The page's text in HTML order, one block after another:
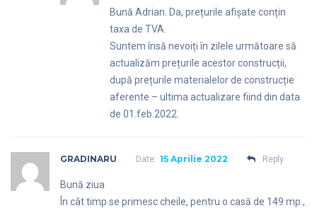
Bună Adrian. Da, prețurile afișate conțin
taxa de TVA.
Suntem însă nevoiți în zilele următoare să
actualizăm prețurile acestor construcții,
după prețurile materialelor de construcție
aferente – ultima actualizare fiind din data
de 01.feb.2022.
GRADINARU Date: 15 Aprilie 2022 Reply
Bună ziua
În cât timp se primesc cheile, pentru o casă de 149 mp.,